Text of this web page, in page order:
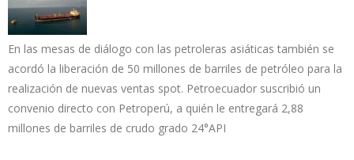
En las mesas de diálogo con las petroleras asiáticas también se
acordó la liberación de 50 millones de barriles de petróleo para la
realización de nuevas ventas spot. Petroecuador suscribió un
convenio directo con Petroperú, a quién le entregará 2,88
millones de barriles de crudo grado 24°API